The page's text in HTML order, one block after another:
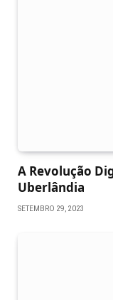
A Revolução
Uberlândia
SETEMBRO 29, 2023